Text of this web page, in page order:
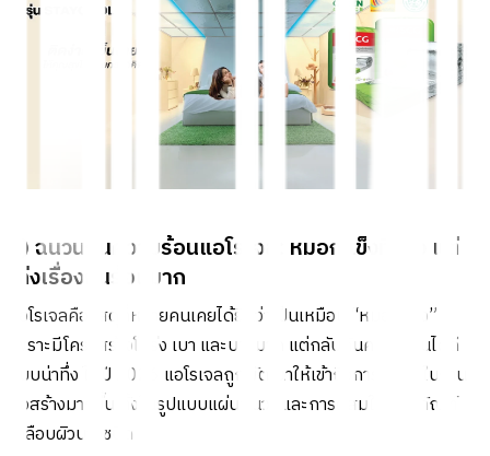
2) ฉนวนกันความร้อนแอโรเจล: หมอกแข็งที่บาง แต่
เก่งเรื่องกันร้อนมาก
แอโรเจลคือวัสดุที่หลายคนเคยได้ยินว่าเป็นเหมือน “หมอกแข็ง”
เพราะมีโครงสร้างโปร่ง เบา และบางมาก แต่กลับกันความร้อนได้ดี
แบบน่าทึ่ง ในปี 2026 แอโรเจลถูกพัฒนาให้เข้าถึงการใช้งานในงาน
ก่อสร้างมากขึ้น ทั้งในรูปแบบแผ่นฉนวนและการผสมในผลิตภัณฑ์
เคลือบผิวบางชนิด